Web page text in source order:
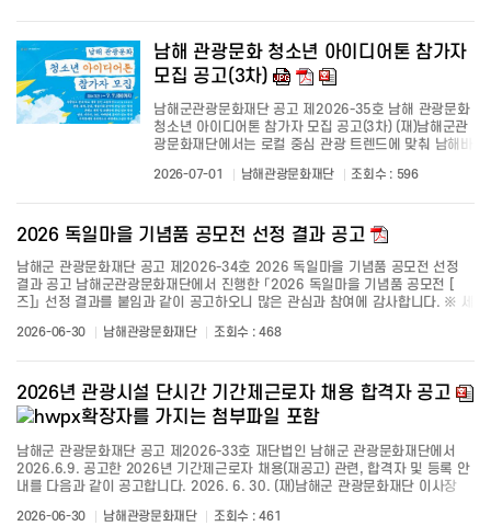
남해 관광문화 청소년 아이디어톤 참가자
모집 공고(3차)
남해군관광문화재단 공고 제2026-35호 남해 관광문화
청소년 아이디어톤 참가자 모집 공고(3차) (재)남해군관
광문화재단에서는 로컬 중심 관광 트렌드에 맞춰 남해바
의 창의적인 시각이 반영된 참여형 관광문화 콘텐츠를
2026-07-01 남해관광문화재단 조회수 : 596
2026 독일마을 기념품 공모전 선정 결과 공고
남해군 관광문화재단 공고 제2026-34호 2026 독일마을 기념품 공모전 선정
결과 공고 남해군관광문화재단에서 진행한 「2026 독일마을 기념품 공모전 [뚀
즈]」 선정 결과를 붙임과 같이 공고하오니 많은 관심과 참여에 감사합니다. ※ 세
2026-06-30 남해관광문화재단 조회수 : 468
2026년 관광시설 단시간 기간제근로자 채용 합격자 공고
남해군 관광문화재단 공고 제2026-33호 재단법인 남해군 관광문화재단에서
2026.6.9. 공고한 2026년 기간제근로자 채용(재공고) 관련, 합격자 및 등록 안
내를 다음과 같이 공고합니다. 2026. 6. 30. (재)남해군 관광문화재단 이사장
2026-06-30 남해관광문화재단 조회수 : 461